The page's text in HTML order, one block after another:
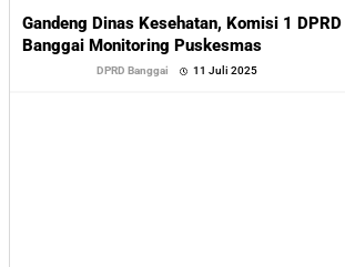
Gandeng Dinas Kesehatan, Komisi 1 DPRD
Banggai Monitoring Puskesmas
DPRD Banggai 11 Juli 2025